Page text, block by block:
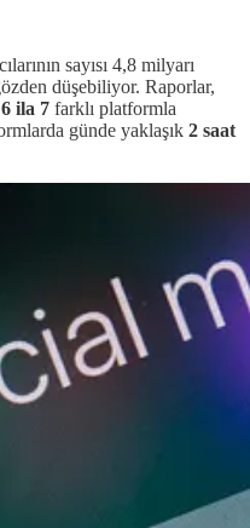
sayısı 4,8 milyarı
düşebiliyor. Raporlar,
ila 7 farklı platformla
günde yaklaşık 2 saat